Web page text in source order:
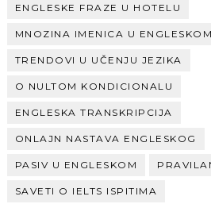
ENGLESKE FRAZE U HOTELU
MNOZINA IMENICA U ENGLESKOM
TRENDOVI U UČENJU JEZIKA
O NULTOM KONDICIONALU
ENGLESKA TRANSKRIPCIJA
ONLAJN NASTAVA ENGLESKOG
PASIV U ENGLESKOM
SAVETI O IELTS ISPITIMA